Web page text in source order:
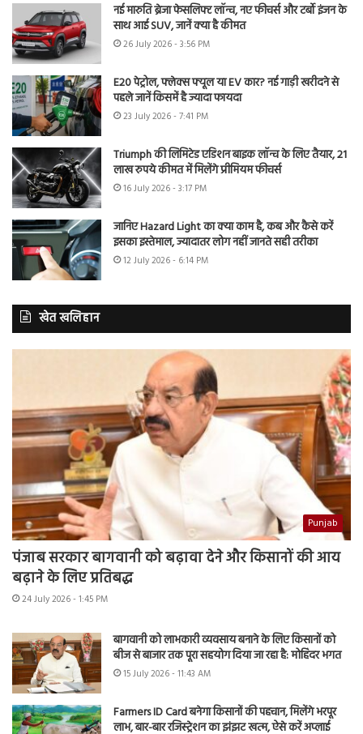
नई मारुति ब्रेजा फेसलिफ्ट लॉन्च, नए फीचर्स और टर्बो इंजन के
साथ आई SUV, जानें क्या है कीमत
26 July 2026 - 3:56 PM
E20 पेट्रोल, फ्लेक्स फ्यूल या EV कार? नई गाड़ी खरीदने से
पहले जानें किसमें है ज्यादा फायदा
23 July 2026 - 7:41 PM
Triumph की लिमिटेड एडिशन बाइक लॉन्च के लिए तैयार, 21
लाख रुपये कीमत में मिलेंगे प्रीमियम फीचर्स
16 July 2026 - 3:17 PM
जानिए Hazard Light का क्या काम है, कब और कैसे करें
इसका इस्तेमाल, ज्यादातर लोग नहीं जानते सही तरीका
12 July 2026 - 6:14 PM
खेत खलिहान
Punjab
पंजाब सरकार बागवानी को बढ़ावा देने और किसानों की आय
बढ़ाने के लिए प्रतिबद्ध
24 July 2026 - 1:45 PM
बागवानी को लाभकारी व्यवसाय बनाने के लिए किसानों को
बीज से बाजार तक पूरा सहयोग दिया जा रहा है: मोहिंदर भगत
15 July 2026 - 11:43 AM
Farmers ID Card बनेगा किसानों की पहचान, मिलेंगे भरपूर
लाभ, बार-बार रजिस्ट्रेशन का झंझट खत्म, ऐसे करें अप्लाई